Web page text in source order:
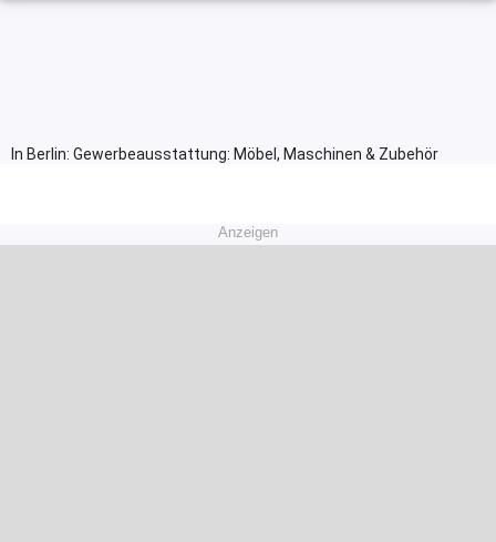
In Berlin: Gewerbeausstattung: Möbel, Maschinen & Zubehör
Anzeigen